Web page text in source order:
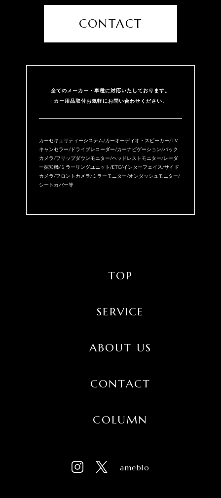
CONTACT
全てのメーカー・⾞種に対応いたしております。
カー用品取付お気軽にお問い合わせください。
カーセキュリティーシステム/カーオーディオ・スピーカー/TV
キャンセラー/ドライブレコーダー/カーナビゲーション/バック
カメラ/フリップダウンモニター/ヘッドレストモニター/レーダ
ー探知機/ミラーリングユニット/ETC/インターフェイス/サイド
カメラ/フロントカメラ/ミラーモニター/オンダッシュモニター/
シートカバー等
ameblo
TOP
SERVICE
ABOUT US
CONTACT
COLUMN